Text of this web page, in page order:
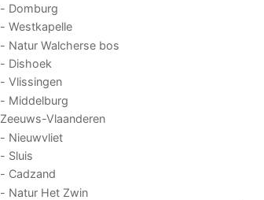
- Domburg
- Westkapelle
- Natur Walcherse bos
- Dishoek
- Vlissingen
- Middelburg
Zeeuws-Vlaanderen
- Nieuwvliet
- Sluis
- Cadzand
- Natur Het Zwin